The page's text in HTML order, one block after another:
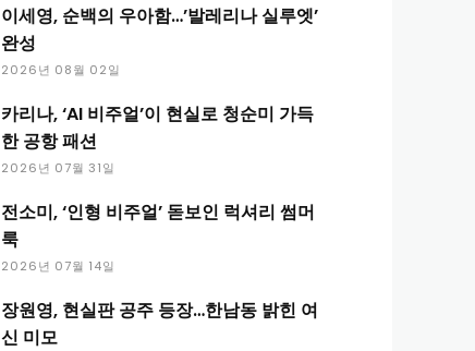
이세영, 순백의 우아함…’발레리나 실루엣’
완성
2026년 08월 02일
카리나, ‘AI 비주얼’이 현실로 청순미 가득
한 공항 패션
2026년 07월 31일
전소미, ‘인형 비주얼’ 돋보인 럭셔리 썸머
룩
2026년 07월 14일
장원영, 현실판 공주 등장…한남동 밝힌 여
신 미모